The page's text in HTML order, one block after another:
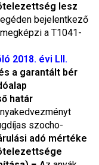
lesz
bejelentkező
a T1041-
2018. évi LII.
a garantált bér
határ
szocho-
adó mértéke